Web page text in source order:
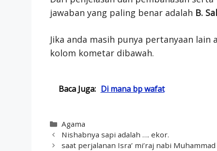
jawaban yang paling benar adalah B.
Jika anda masih punya pertanyaan
kolom kometar dibawah.
Baca Juga: Di mana bp wafat
Categories
Agama
Nishabnya sapi adalah …. ekor.
saat perjalanan Isra’ mi’raj nabi